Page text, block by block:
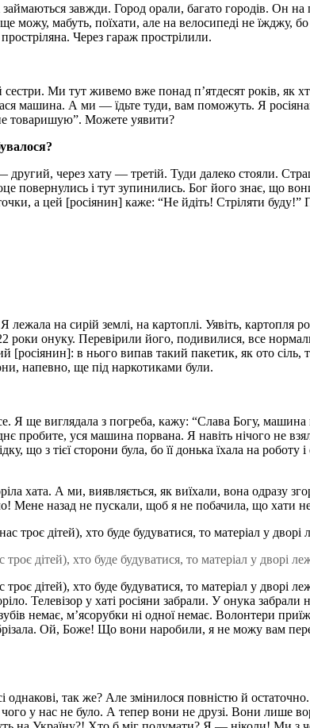
завжди. Город орали, багато городів. Он на
можу, мабуть, поїхати, але на велосипеді не їжджу,
Через гараж прострілили.
Ми тут живемо вже понад п’ятдесят років, як
машина. А ми — їдьте туди, вам поможуть. Я
товаришую”. Можете уявити?
через хату — третій. Туди далеко стояли.
повернулись і тут зупинились. Бог його знає, що
а цей [росіянин] каже: “Не йдіть! Стріляти
на сирій землі, на картоплі. Уявіть, картопля
роки онуку. Перевірили його, подивилися, все
[росіянин]: в нього випав такий пакетик, як ото
напевно, ще під наркотиками були.
Я ще виглядала з погреба, кажу: “Слава Богу,
уся машина порвана. Я навіть нічого не
що з тієї сторони була, бо її донька їхала на
хата. А ми, виявляється, як виїхали, вона одразу
Мене назад не пускали, щоб я не побачила, що хати
дітей), хто буде будуватися, то матеріал у дворі
дітей), хто буде будуватися, то матеріал у
Телевізор у хаті росіяни забрали. У онука
немає, м’ясорубки ні одної немає. Волонтери
Ой, Боже! Що вони наробили, я не можу вам
так же? Але змінилося повністю й остаточно.
у нас не було. А тепер вони не друзі. Вони лише